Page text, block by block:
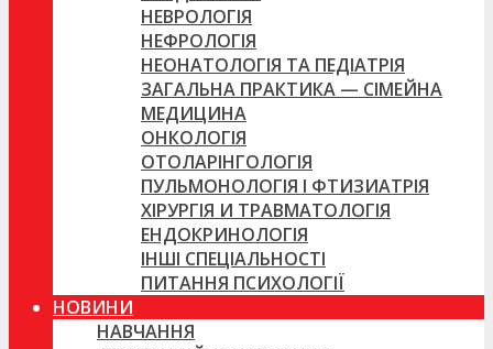
НЕВРОЛОГІЯ
НЕФРОЛОГІЯ
НЕОНАТОЛОГІЯ ТА ПЕДІАТРІЯ
ЗАГАЛЬНА ПРАКТИКА — СІМЕЙНА
МЕДИЦИНА
ОНКОЛОГІЯ
ОТОЛАРІНГОЛОГІЯ
ПУЛЬМОНОЛОГІЯ І ФТИЗИАТРІЯ
ХІРУРГІЯ И ТРАВМАТОЛОГІЯ
ЕНДОКРИНОЛОГІЯ
ІНШІ СПЕЦІАЛЬНОСТІ
ПИТАННЯ ПСИХОЛОГІЇ
НОВИНИ
НАВЧАННЯ